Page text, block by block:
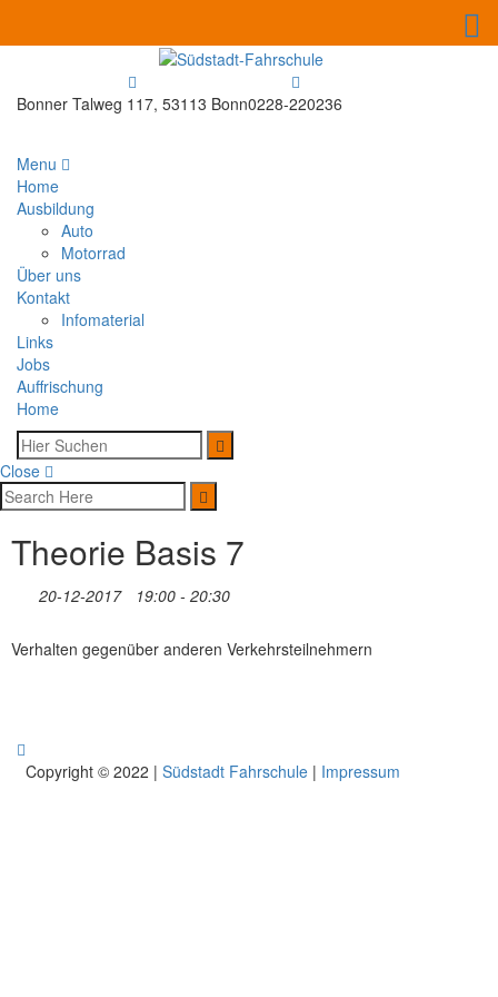
Bonner Talweg 117, 53113 Bonn0228-220236
Menu
Home
Ausbildung
Auto
Motorrad
Über uns
Kontakt
Infomaterial
Links
Jobs
Auffrischung
Home
Close
Theorie Basis 7
20-12-2017 19:00 - 20:30
Verhalten gegenüber anderen Verkehrsteilnehmern
Copyright © 2022 | Südstadt Fahrschule | Impressum